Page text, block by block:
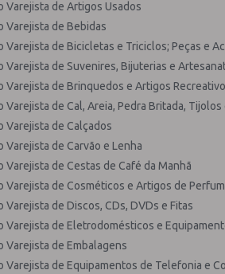
Varejista de Artigos Usados
Varejista de Bebidas
Varejista de Bicicletas e Triciclos; Peças e
Varejista de Suvenires, Bijuterias e
Varejista de Brinquedos e Artigos
Varejista de Cal, Areia, Pedra Britada,
Varejista de Calçados
Varejista de Carvão e Lenha
Varejista de Cestas de Café da Manhã
Varejista de Cosméticos e Artigos de
Varejista de Discos, CDs, DVDs e Fitas
Varejista de Eletrodomésticos e
Varejista de Embalagens
Varejista de Equipamentos de Telefonia e